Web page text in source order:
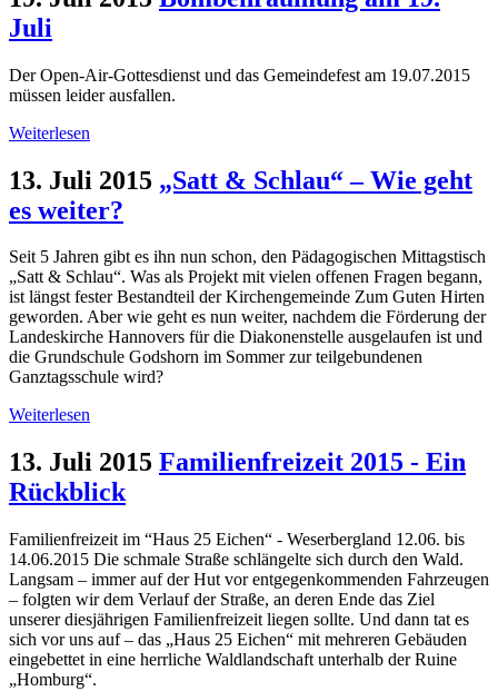
Juli
Der Open-Air-Gottesdienst und das Gemeindefest am 19.07.2015
müssen leider ausfallen.
Weiterlesen
13. Juli 2015 „Satt & Schlau“ – Wie geht
es weiter?
Seit 5 Jahren gibt es ihn nun schon, den Pädagogischen Mittagstisch
„Satt & Schlau“. Was als Projekt mit vielen offenen Fragen begann,
ist längst fester Bestandteil der Kirchengemeinde Zum Guten Hirten
geworden. Aber wie geht es nun weiter, nachdem die Förderung der
Landeskirche Hannovers für die Diakonenstelle ausgelaufen ist und
die Grundschule Godshorn im Sommer zur teilgebundenen
Ganztagsschule wird?
Weiterlesen
13. Juli 2015 Familienfreizeit 2015 - Ein
Rückblick
Familienfreizeit im “Haus 25 Eichen“ - Weserbergland 12.06. bis
14.06.2015 Die schmale Straße schlängelte sich durch den Wald.
Langsam – immer auf der Hut vor entgegenkommenden Fahrzeugen
– folgten wir dem Verlauf der Straße, an deren Ende das Ziel
unserer diesjährigen Familienfreizeit liegen sollte. Und dann tat es
sich vor uns auf – das „Haus 25 Eichen“ mit mehreren Gebäuden
eingebettet in eine herrliche Waldlandschaft unterhalb der Ruine
„Homburg“.